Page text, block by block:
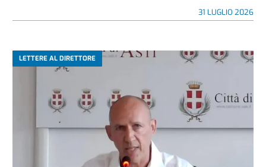
31 LUGLIO 2026
LETTERE AL DIRETTORE